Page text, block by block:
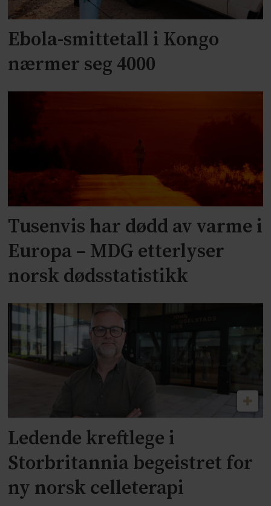
Ebola-smittetall i Kongo
nærmer seg 4000
Tusenvis har dødd av varme i
Europa – MDG etterlyser
norsk dødsstatistikk
Ledende kreftlege i
Storbritannia begeistret for
ny norsk celleterapi